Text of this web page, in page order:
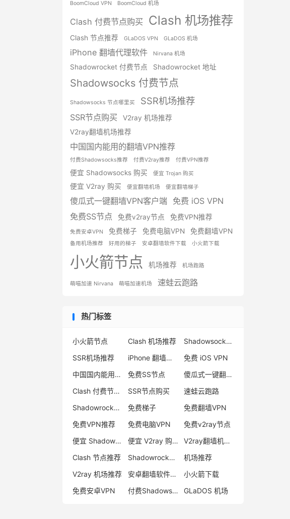
BoomCloud VPN BoomCloud 机场
Clash 付费节点购买 Clash 机场推荐
Clash 节点推荐 GLaDOS VPN GLaDOS 机场
iPhone 翻墙代理软件 Nirvana 机场
Shadowrocket 付费节点 Shadowrocket 地址
Shadowsocks 付费节点
Shadowsocks 节点哪里买 SSR机场推荐
SSR节点购买
V2ray 机场推荐
V2ray翻墙机场推荐
中国国内能用的翻墙VPN推荐
付费Shadowsocks推荐 付费V2ray推荐 付费VPN推荐
便宜 Shadowsocks 购买 便宜 Trojan 购买
便宜 V2ray 购买 便宜翻墙机场 便宜翻墙梯子
傻瓜式一键翻墙VPN客户端 免费 iOS VPN
免费SS节点
免费v2ray节点 免费VPN推荐
免费安卓VPN 免费梯子 免费电脑VPN 免费翻墙VPN
备用机场推荐 好用的梯子 安卓翻墙软件下载 小火箭下载
小火箭节点 机场推荐 机场跑路
萌喵加速 Nirvana 萌喵加速机场 速蛙云跑路
热门标签
小火箭节点 Clash 机场推荐
Shadowsocks 付费节点
SSR机场推荐
iPhone 翻墙代理软件
免费 iOS VPN
中国国内能用的翻墙VPN推荐
免费SS节点
傻瓜式一键翻墙VPN客户端
Clash 付费节点购买
SSR节点购买
速蛙云跑路
Shadowrocket 地址
免费梯子
免费翻墙VPN
免费VPN推荐
免费电脑VPN
免费v2ray节点
便宜 Shadowsocks 购买
便宜 V2ray 购买
V2ray翻墙机场推荐
Clash 节点推荐
Shadowrocket 付费节点
机场推荐
V2ray 机场推荐
安卓翻墙软件下载
小火箭下载
免费安卓VPN
付费Shadowsocks推荐 GLaDOS 机场